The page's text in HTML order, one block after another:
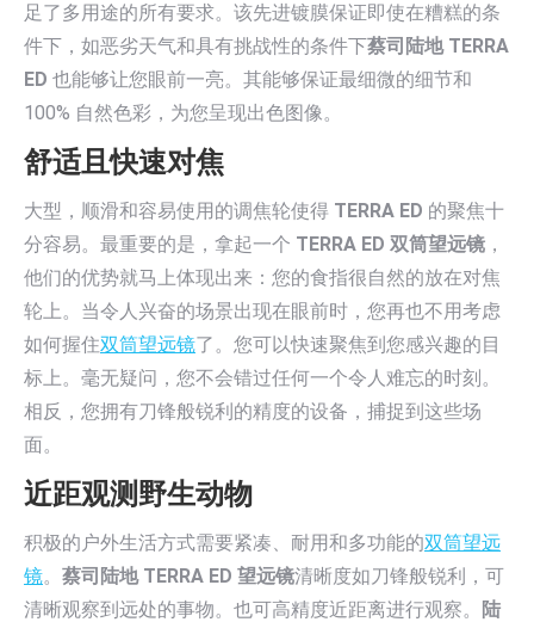
足了多用途的所有要求。该先进镀膜保证即使在糟糕的条
件下，如恶劣天气和具有挑战性的条件下蔡司陆地 TERRA
ED 也能够让您眼前一亮。其能够保证最细微的细节和
100% 自然色彩，为您呈现出色图像。
舒适且快速对焦
大型，顺滑和容易使用的调焦轮使得 TERRA ED 的聚焦十
分容易。最重要的是，拿起一个 TERRA ED 双筒望远镜 ，
他们的优势就马上体现出来：您的食指很自然的放在对焦
轮上。当令人兴奋的场景出现在眼前时，您再也不用考虑
如何握住双筒望远镜了。您可以快速聚焦到您感兴趣的目
标上。毫无疑问，您不会错过任何一个令人难忘的时刻。
相反，您拥有刀锋般锐利的精度的设备，捕捉到这些场
面。
近距观测野生动物
积极的户外生活方式需要紧凑、耐用和多功能的双筒望远
镜。 蔡司陆地 TERRA ED 望远镜清晰度如刀锋般锐利，可
清晰观察到远处的事物。也可高精度近距离进行观察。
陆